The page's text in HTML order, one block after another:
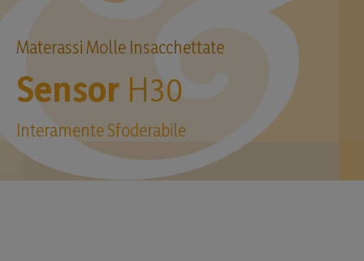
Materassi Molle Insacchettate
SensorH30
Interamente Sfoderabile